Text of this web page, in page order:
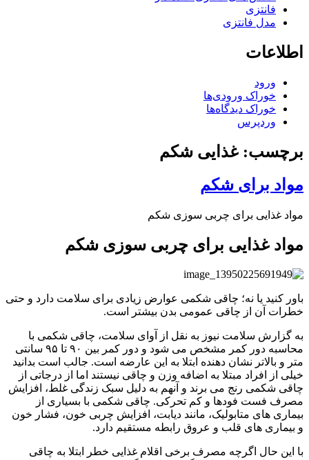
فانتزی
مدل فانتزی
اطلاعات
ورود
خوراک ورودی‌ها
خوراک دیدگاه‌ها
وردپرس
برچسب: غذایی شکم
مواد برای شکم
مواد غذایی برای چربی سوزی شکم
مواد غذایی برای چربی سوزی شکم
باور کنید یا نه؛ چاقی شکمی عوارض زیادی برای سلامت دارد و حتی
خطرات آن از چاقی عمومی بدن بیشتر است.
به گزارش سلامت نیوز به نقل از آوای سلامت، چاقی شکمی با
محاسبه دور کمر مشخص می شود و دور کمر بین ۹۰ تا ۹۵ سانتی
متر و بالاتر نشان دهنده ابتلا به این عارضه است. جالب است بدانید
خیلی از افراد مبتلا به اضافه وزن و چاقی نیستند اما از درجاتی از
چاقی شکمی رنج می برند و آنهم به دلیل سبک زندگی غلط، افزایش
مصرف فست فودها و کم تحرکی. چاقی شکمی با بسیاری از
بیماری های متابولیک، مانند دیابت، افزایش چربی خون، فشار خون
و بیماری های قلب و عروق رابطه مستقیم دارد.
با این حال اگرچه مصرف برخی اقلام غذایی خطر ابتلا به چاقی